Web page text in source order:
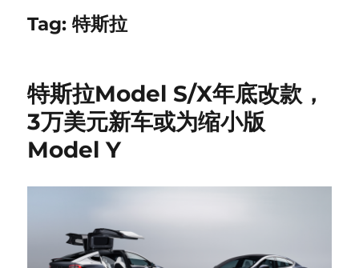
Tag:特斯拉
特斯拉Model S/X年底改款，
3万美元新车或为缩小版
Model Y